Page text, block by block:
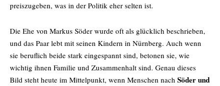
preiszugeben, was in der Politik eher selten ist.
Die Ehe von Markus Söder wurde oft als glücklich beschrieben,
und das Paar lebt mit seinen Kindern in Nürnberg. Auch wenn
sie beruflich beide stark eingespannt sind, betonen sie, wie
wichtig ihnen Familie und Zusammenhalt sind. Genau dieses
Bild steht heute im Mittelpunkt, wenn Menschen nach Söder und